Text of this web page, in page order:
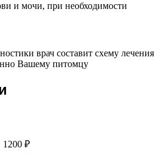
и мочи, при необходимости
врач составит схему лечения
Вашему питомцу
1200 ₽